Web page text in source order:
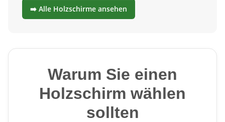
➡️ Alle Holzschirme ansehen
Warum Sie einen
Holzschirm wählen
sollten